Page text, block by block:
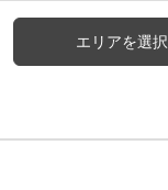
エリアを選択